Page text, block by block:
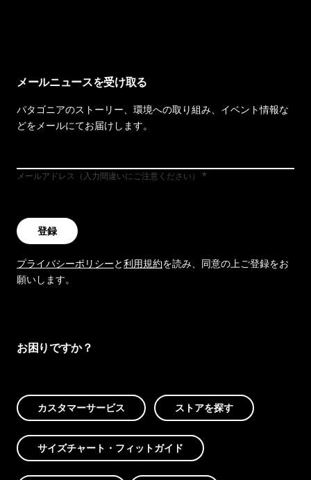
メールニュースを受け取る
パタゴニアのストーリー、環境への取り組み、イベント情報な
どをメールにてお届けします。
メールアドレス（入力間違いにご注意ください）
登録
プライバシーポリシーと利用規約を読み、同意の上ご登録をお
願いします。
お困りですか？
カスタマーサービス ストアを探す
サイズチャート・フィットガイド